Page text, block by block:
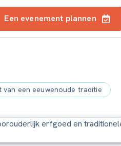
Een evenement plannen
een eeuwenoude traditie